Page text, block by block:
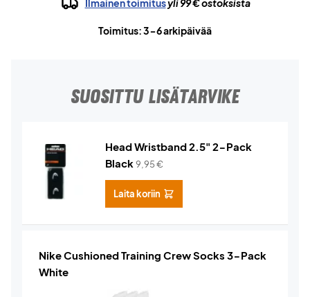
Ilmainen toimitusyli 99 € ostoksista
Toimitus: 3-6 arkipäivää
SUOSITTU LISÄTARVIKE
Head Wristband 2.5" 2-Pack
Black9,95€
Laita koriin
Nike Cushioned Training Crew Socks 3-Pack
White